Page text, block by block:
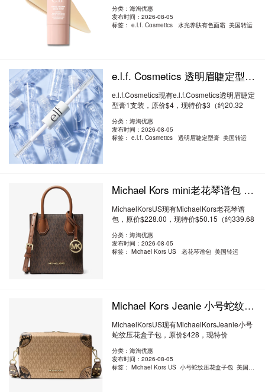
分类：海淘优惠
发布时间：2026-08-05
标签：e.l.f. Cosmetics 水光养肤有色面霜 美国转运
e.l.f. Cosmetics 透明眉睫定型膏 1支装 7.5折 $3（约20.32元）
e.l.f.Cosmetics现有e.l.f.Cosmetics透明眉睫定
型膏1支装，原价$4，现特价$3（约20.32
分类：海淘优惠
发布时间：2026-08-05
标签：e.l.f. Cosmetics 透明眉睫定型膏 美国转运
Michael Kors mini老花琴谱包 2.2折 $50.15（约339.68元）
MichaelKorsUS现有MichaelKors老花琴谱
包，原价$228.00，现特价$50.15（约339.68
分类：海淘优惠
发布时间：2026-08-05
标签：Michael Kors US 老花琴谱包 美国转运
Michael Kors Jeanie 小号蛇纹压花盒子包 2折 $84.99（约575.66元）
MichaelKorsUS现有MichaelKorsJeanie小号
蛇纹压花盒子包，原价$428，现特价
分类：海淘优惠
发布时间：2026-08-05
标签：Michael Kors US 小号蛇纹压花盒子包 美国转运